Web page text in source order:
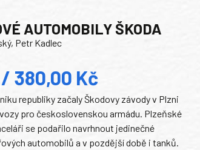
AUTOMOBILY ŠKODA
Petr Kadlec
380,00 Kč
republiky začaly Škodovy závody v Plzni
pro československou armádu. Plzeňské
se podařilo navrhnout jedinečné
automobilů a v pozdější době i tanků.